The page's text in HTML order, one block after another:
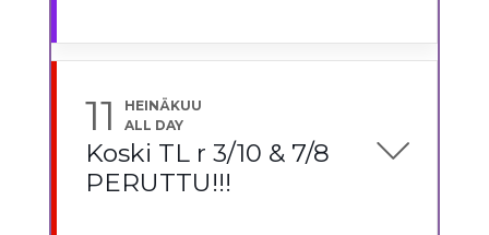
11
HEINÄKUU
ALL DAY
Koski TL r 3/10 & 7/8
PERUTTU!!!